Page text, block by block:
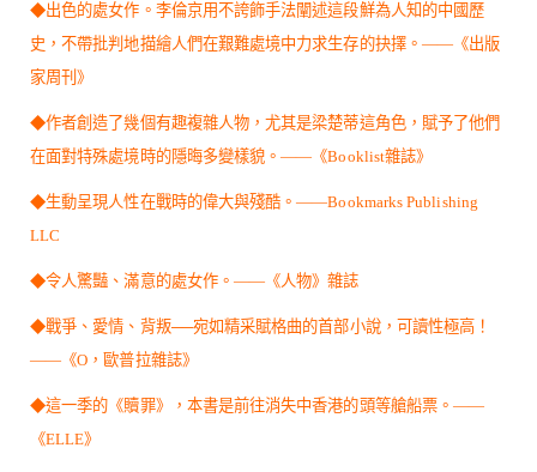
◆出色的處女作。李倫京用不誇飾手法闡述這段鮮為人知的中國歷
史，不帶批判地描繪人們在艱難處境中力求生存的抉擇。——《出版
家周刊》
◆作者創造了幾個有趣複雜人物，尤其是梁楚蒂這角色，賦予了他們
在面對特殊處境時的隱晦多變樣貌。——《Booklist雜誌》
◆生動呈現人性在戰時的偉大與殘酷。——Bookmarks Publishing
LLC
◆令人驚豔、滿意的處女作。——《人物》雜誌
◆戰爭、愛情、背叛──宛如精采賦格曲的首部小說，可讀性極高！
——《O，歐普拉雜誌》
◆這一季的《贖罪》，本書是前往消失中香港的頭等艙船票。——
《ELLE》